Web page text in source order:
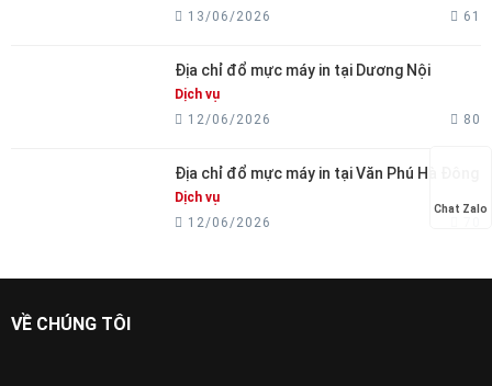
13/06/2026
61
Địa chỉ đổ mực máy in tại Dương Nội
Dịch vụ
12/06/2026
80
Địa chỉ đổ mực máy in tại Văn Phú Hà Đông
Dịch vụ
12/06/2026
VỀ CHÚNG TÔI
Chat Zalo